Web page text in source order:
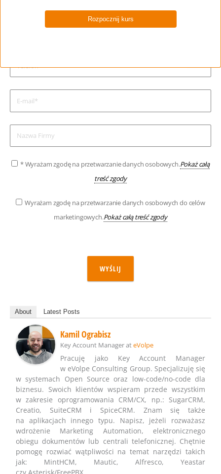
* Wyrażam zgodę na przetwarzanie danych osobowych.Pokaż całą
treść zgody
Wyrażam zgodę na przetwarzanie danych osobowych do celów
marketingowych.Pokaż całą treść zgody
WYŚLIJ
About Latest Posts
Kamil Ograbisz
Key Account ManagerateVolpe
Pracuję jako Key Account Manager
w eVolpe Consulting Group. Specjalizuję się
w systemach Open Source oraz low-code/no-code dla
biznesu. Swoich klientów wspieram przede wszystkim
w zakresie oprogramowania CRM/CX, np.: SugarCRM,
Creatio, SuiteCRM i SpiceCRM. Znam się także
na aplikacjach innego typu. Napisz, jeżeli rozważasz
wdrożenie Marketing Automation, elektronicznego
obiegu dokumentów lub centrali telefonicznej. Chętnie
pomogę rozwiać wątpliwości na temat narzędzi takich
jak: MintHCM, Mautic, Alfresco, Yeastar